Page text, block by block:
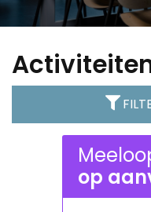
op